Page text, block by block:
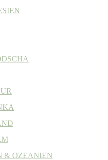
& OZEANIEN